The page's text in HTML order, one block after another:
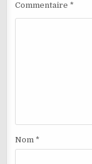
Commentaire *
Nom *